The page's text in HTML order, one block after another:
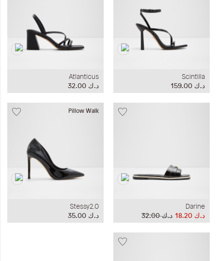
Scintilla
د.ك‏ 159.00
Atlanticus
د.ك‏ 32.00
Darine
د.ك‏ 32.00
د.ك‏ 18.20
Pillow Walk
Stessy2.0
د.ك‏ 35.00